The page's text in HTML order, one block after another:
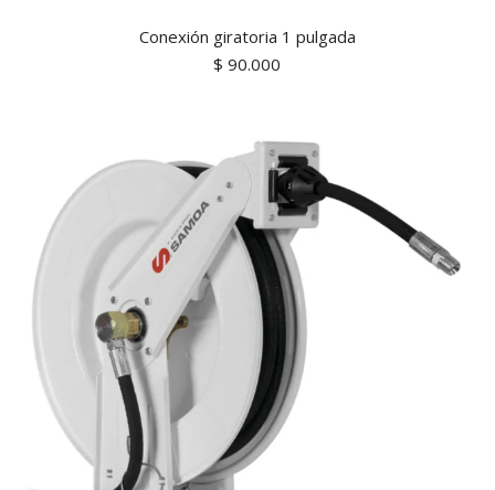
Conexión giratoria 1 pulgada
$ 90.000